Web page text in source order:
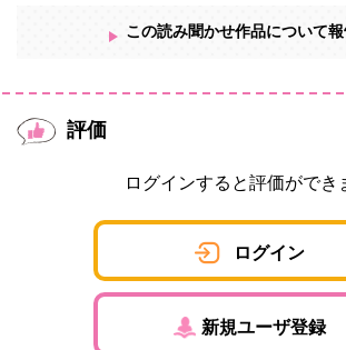
この読み聞かせ作品について
評価
ログインすると評価ができ
ログイン
新規ユーザ登録